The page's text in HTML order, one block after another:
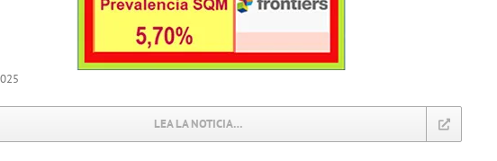
LEA LA NOTICIA…